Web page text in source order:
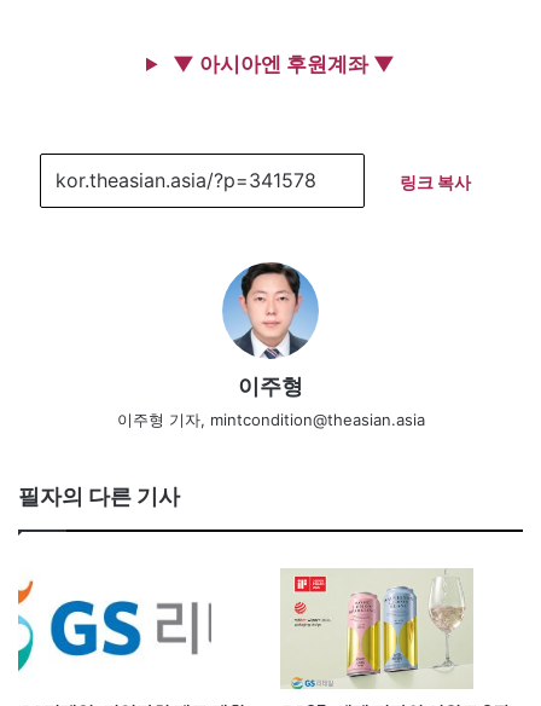
▼ 아시아엔 후원계좌 ▼
링크 복사
이주형
이주형 기자, mintcondition@theasian.asia
필자의 다른 기사